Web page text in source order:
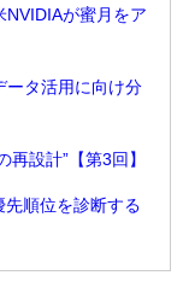
が蜜月をア
ータ活用に向け分
設計”【第3回】
順位を診断する